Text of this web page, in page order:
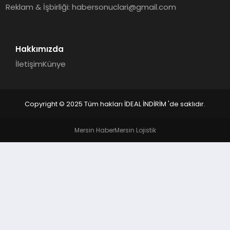
Reklam & İşbirliği:habersonuclari@gmail.com
Hakkımızda
İletişimKünye
Copyright © 2025 Tüm hakları İDEAL İNDİRİM 'de saklıdır.
Mersin HaberMersin Lojistik